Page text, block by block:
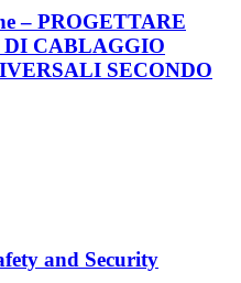
– PROGETTARE
CABLAGGIO
SECONDO
and Security